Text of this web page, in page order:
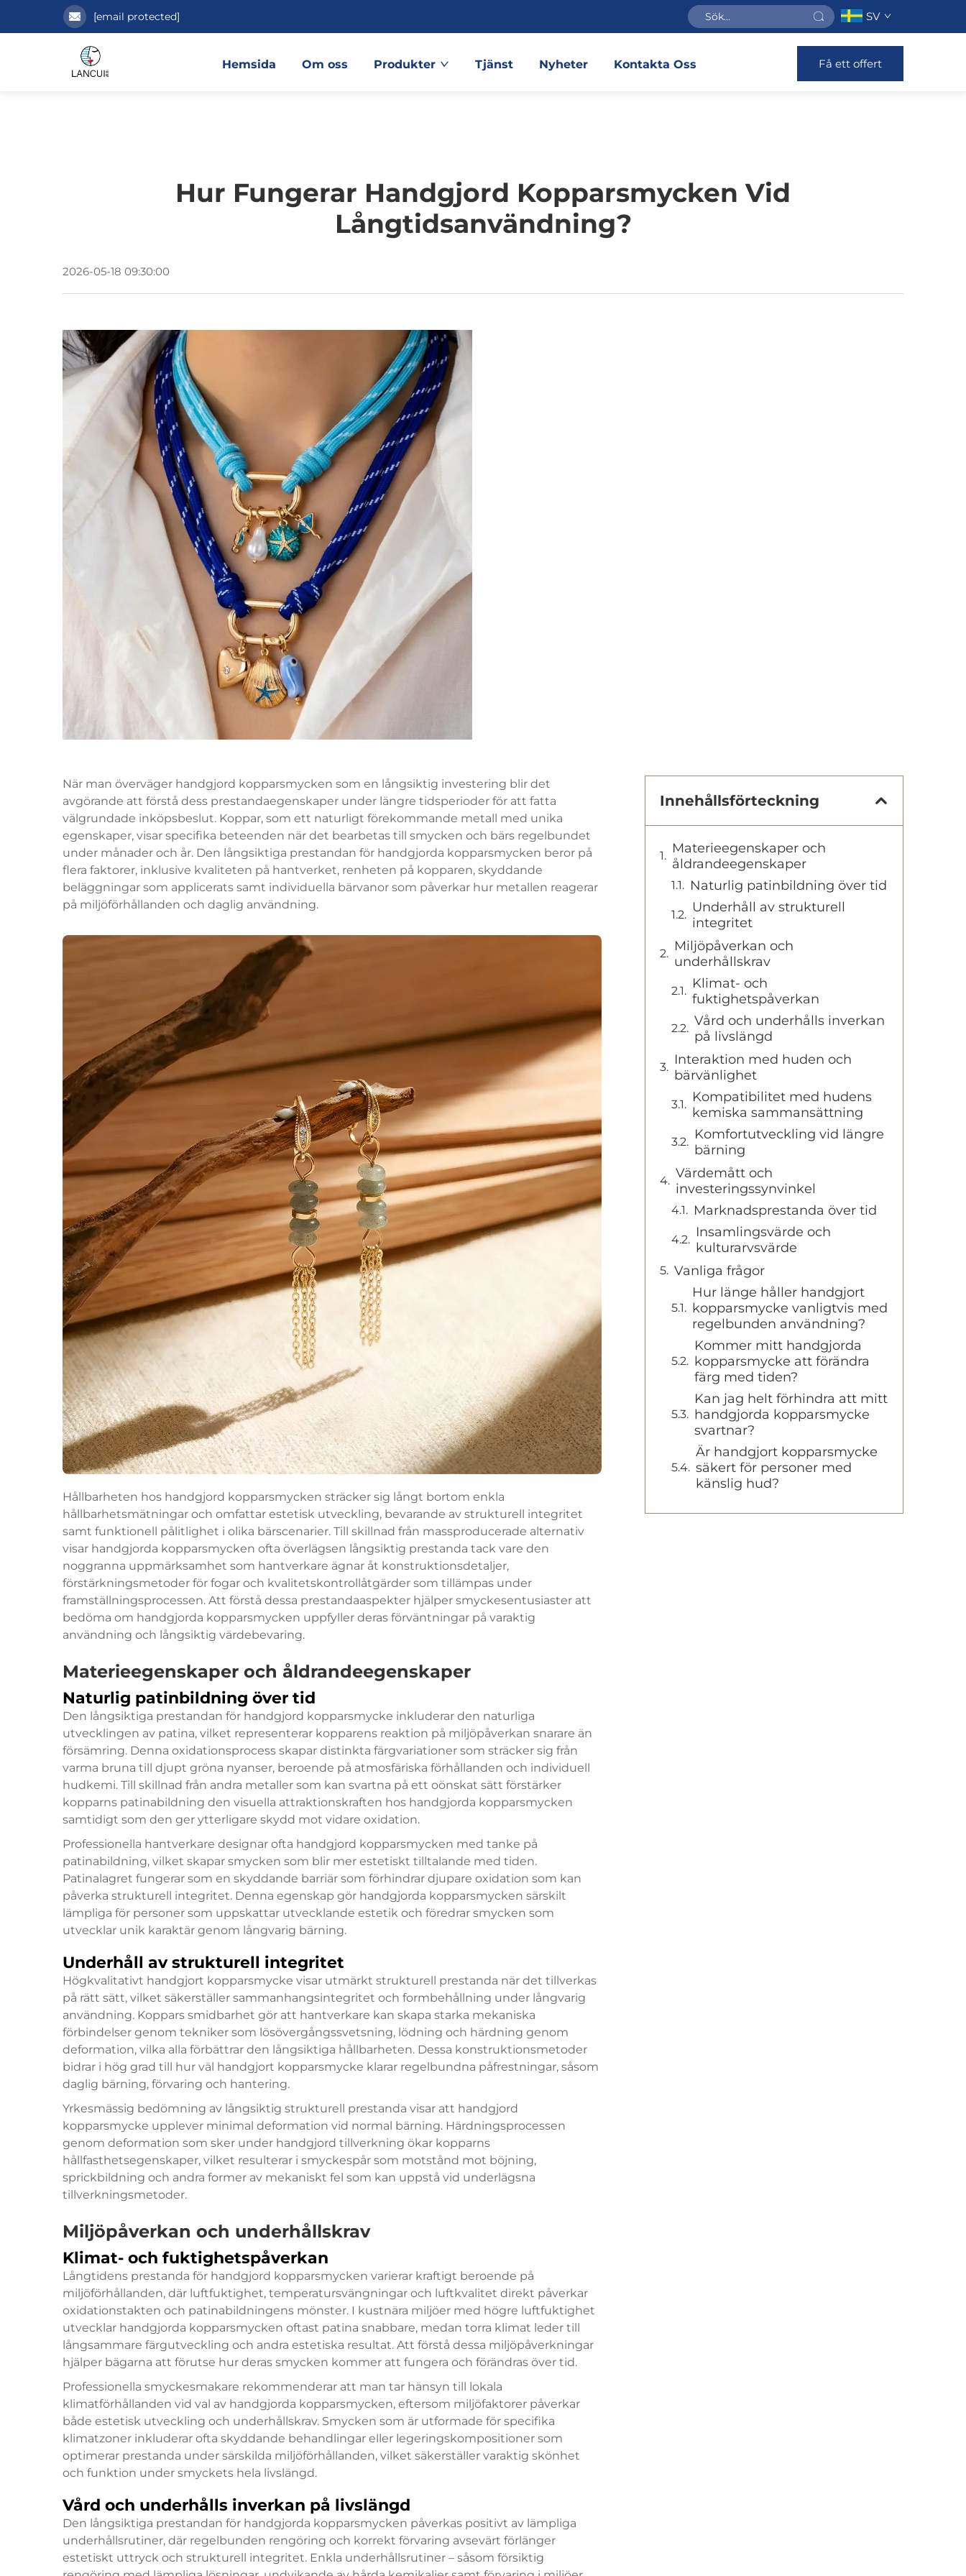
[email protected] SV
Hemsida Om oss Produkter Tjänst Nyheter Kontakta Oss Få ett offert
Hur Fungerar Handgjord Kopparsmycken Vid
Långtidsanvändning?
2026-05-18 09:30:00
När man överväger handgjord kopparsmycken som en långsiktig investering blir det
avgörande att förstå dess prestandaegenskaper under längre tidsperioder för att fatta
välgrundade inköpsbeslut. Koppar, som ett naturligt förekommande metall med unika
egenskaper, visar specifika beteenden när det bearbetas till smycken och bärs regelbundet
under månader och år. Den långsiktiga prestandan för handgjorda kopparsmycken beror på
flera faktorer, inklusive kvaliteten på hantverket, renheten på kopparen, skyddande
beläggningar som applicerats samt individuella bärvanor som påverkar hur metallen reagerar
på miljöförhållanden och daglig användning.
Hållbarheten hos handgjord kopparsmycken sträcker sig långt bortom enkla
hållbarhetsmätningar och omfattar estetisk utveckling, bevarande av strukturell integritet
samt funktionell pålitlighet i olika bärscenarier. Till skillnad från massproducerade alternativ
visar handgjorda kopparsmycken ofta överlägsen långsiktig prestanda tack vare den
noggranna uppmärksamhet som hantverkare ägnar åt konstruktionsdetaljer,
förstärkningsmetoder för fogar och kvalitetskontrollåtgärder som tillämpas under
framställningsprocessen. Att förstå dessa prestandaaspekter hjälper smyckesentusiaster att
bedöma om handgjorda kopparsmycken uppfyller deras förväntningar på varaktig
användning och långsiktig värdebevaring.
Materieegenskaper och åldrandeegenskaper
Naturlig patinbildning över tid
Den långsiktiga prestandan för handgjord kopparsmycke inkluderar den naturliga
utvecklingen av patina, vilket representerar kopparens reaktion på miljöpåverkan snarare än
försämring. Denna oxidationsprocess skapar distinkta färgvariationer som sträcker sig från
varma bruna till djupt gröna nyanser, beroende på atmosfäriska förhållanden och individuell
hudkemi. Till skillnad från andra metaller som kan svartna på ett oönskat sätt förstärker
kopparns patinabildning den visuella attraktionskraften hos handgjorda kopparsmycken
samtidigt som den ger ytterligare skydd mot vidare oxidation.
Professionella hantverkare designar ofta handgjord kopparsmycken med tanke på
patinabildning, vilket skapar smycken som blir mer estetiskt tilltalande med tiden.
Patinalagret fungerar som en skyddande barriär som förhindrar djupare oxidation som kan
påverka strukturell integritet. Denna egenskap gör handgjorda kopparsmycken särskilt
lämpliga för personer som uppskattar utvecklande estetik och föredrar smycken som
utvecklar unik karaktär genom långvarig bärning.
Underhåll av strukturell integritet
Högkvalitativt handgjort kopparsmycke visar utmärkt strukturell prestanda när det tillverkas
på rätt sätt, vilket säkerställer sammanhangsintegritet och formbehållning under långvarig
användning. Koppars smidbarhet gör att hantverkare kan skapa starka mekaniska
förbindelser genom tekniker som lösövergångssvetsning, lödning och härdning genom
deformation, vilka alla förbättrar den långsiktiga hållbarheten. Dessa konstruktionsmetoder
bidrar i hög grad till hur väl handgjort kopparsmycke klarar regelbundna påfrestningar, såsom
daglig bärning, förvaring och hantering.
Yrkesmässig bedömning av långsiktig strukturell prestanda visar att handgjord
kopparsmycke upplever minimal deformation vid normal bärning. Härdningsprocessen
genom deformation som sker under handgjord tillverkning ökar kopparns
hållfasthetsegenskaper, vilket resulterar i smyckespår som motstånd mot böjning,
sprickbildning och andra former av mekaniskt fel som kan uppstå vid underlägsna
tillverkningsmetoder.
Miljöpåverkan och underhållskrav
Klimat- och fuktighetspåverkan
Långtidens prestanda för handgjord kopparsmycken varierar kraftigt beroende på
miljöförhållanden, där luftfuktighet, temperatursvängningar och luftkvalitet direkt påverkar
oxidationstakten och patinabildningens mönster. I kustnära miljöer med högre luftfuktighet
utvecklar handgjorda kopparsmycken oftast patina snabbare, medan torra klimat leder till
långsammare färgutveckling och andra estetiska resultat. Att förstå dessa miljöpåverkningar
hjälper bägarna att förutse hur deras smycken kommer att fungera och förändras över tid.
Professionella smyckesmakare rekommenderar att man tar hänsyn till lokala
klimatförhållanden vid val av handgjorda kopparsmycken, eftersom miljöfaktorer påverkar
både estetisk utveckling och underhållskrav. Smycken som är utformade för specifika
klimatzoner inkluderar ofta skyddande behandlingar eller legeringskompositioner som
optimerar prestanda under särskilda miljöförhållanden, vilket säkerställer varaktig skönhet
och funktion under smyckets hela livslängd.
Vård och underhålls inverkan på livslängd
Den långsiktiga prestandan för handgjorda kopparsmycken påverkas positivt av lämpliga
underhållsrutiner, där regelbunden rengöring och korrekt förvaring avsevärt förlänger
estetiskt uttryck och strukturell integritet. Enkla underhållsrutiner – såsom försiktig
Innehållsförteckning
Materieegenskaper och
åldrandeegenskaper
Naturlig patinbildning över tid
Underhåll av strukturell
integritet
Miljöpåverkan och
underhållskrav
Klimat- och
fuktighetspåverkan
Vård och underhålls inverkan
på livslängd
Interaktion med huden och
bärvänlighet
Kompatibilitet med hudens
kemiska sammansättning
Komfortutveckling vid längre
bärning
Värdemått och
investeringssynvinkel
Marknadsprestanda över tid
Insamlingsvärde och
kulturarvsvärde
Vanliga frågor
Hur länge håller handgjort
kopparsmycke vanligtvis med
regelbunden användning?
Kommer mitt handgjorda
kopparsmycke att förändra
färg med tiden?
Kan jag helt förhindra att mitt
handgjorda kopparsmycke
svartnar?
Är handgjort kopparsmycke
säkert för personer med
känslig hud?